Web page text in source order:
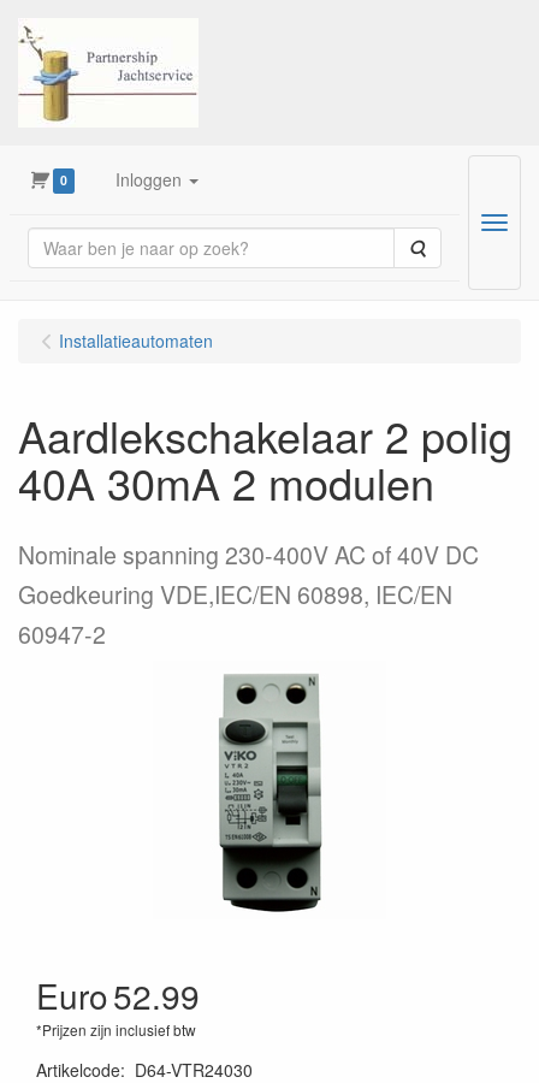
0 Inloggen
Zoeken
Menu
Installatieautomaten
Aardlekschakelaar 2 polig
40A 30mA 2 modulen
Nominale spanning 230-400V AC of 40V DC
Goedkeuring VDE,IEC/EN 60898, IEC/EN
60947-2
Euro52.99
*Prijzen zijn inclusief btw
Artikelcode: D64-VTR24030